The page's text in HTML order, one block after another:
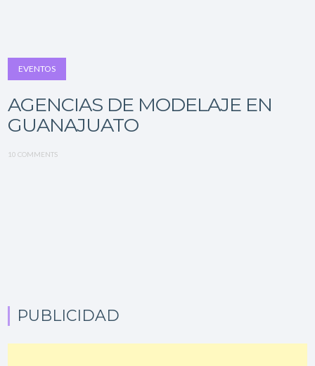
EVENTOS
AGENCIAS DE MODELAJE EN
GUANAJUATO
10 COMMENTS
PUBLICIDAD